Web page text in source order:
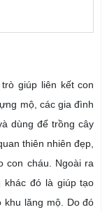
giúp liên kết con
mộ, các gia đình
dùng để trồng cây
thiên nhiên đẹp,
con cháu. Ngoài ra
khác đó là giúp tạo
khu lăng mộ. Do đó